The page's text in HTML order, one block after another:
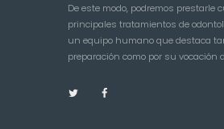
De este modo, podremos prestarle
principales tratamientos de
un equipo humano que destaca
preparación como por su vocación